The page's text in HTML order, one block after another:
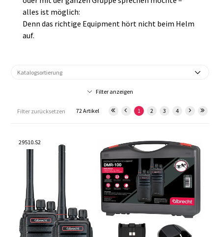
alles ist möglich:
Denn das richtige Equipment hört nicht beim Helm
auf.
Filter anzeigen
Filter zurücksetzen 1 2 3 4
72 Artikel
29510.S2